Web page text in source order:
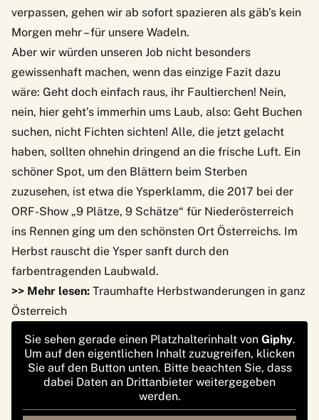
verpassen, gehen wir ab sofort spazieren als gäb’s kein
Morgen mehr – für unsere Wadeln.
Aber wir würden unseren Job nicht besonders
gewissenhaft machen, wenn das einzige Fazit dazu
wäre: Geht doch einfach raus, ihr Faultierchen! Nein,
nein, hier geht’s immerhin ums Laub, also: Geht Buchen
suchen, nicht Fichten sichten! Alle, die jetzt gelacht
haben, sollten ohnehin dringend an die frische Luft. Ein
schöner Spot, um den Blättern beim Sterben
zuzusehen, ist etwa die Ysperklamm, die 2017 bei der
ORF-Show „9 Plätze, 9 Schätze“ für Niederösterreich
ins Rennen ging um den schönsten Ort Österreichs. Im
Herbst rauscht die Ysper sanft durch den
farbentragenden Laubwald.
>> Mehr lesen: Traumhafte Herbstwanderungen in ganz
Österreich
Sie sehen gerade einen Platzhalterinhalt von Giphy.
Um auf den eigentlichen Inhalt zuzugreifen, klicken
Sie auf den Button unten. Bitte beachten Sie, dass
dabei Daten an Drittanbieter weitergegeben
werden.